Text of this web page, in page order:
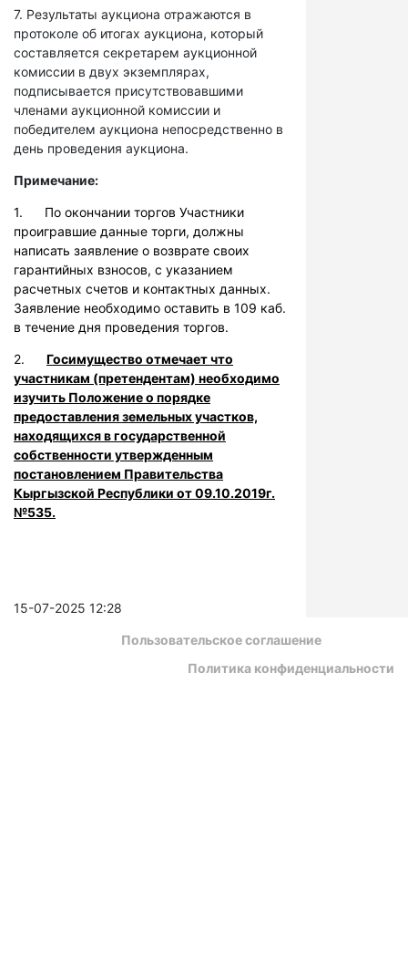
7. Результаты аукциона отражаются в
протоколе об итогах аукциона, который
составляется секретарем аукционной
комиссии в двух экземплярах,
подписывается присутствовавшими
членами аукционной комиссии и
победителем аукциона непосредственно в
день проведения аукциона.
Примечание:
1. По окончании торгов Участники
проигравшие данные торги, должны
написать заявление о возврате своих
гарантийных взносов, с указанием
расчетных счетов и контактных данных.
Заявление необходимо оставить в 109 каб.
в течение дня проведения торгов.
2. Госимущество отмечает что
участникам (претендентам) необходимо
изучить Положение о порядке
предоставления земельных участков,
находящихся в государственной
собственности утвержденным
постановлением Правительства
Кыргызской Республики от 09.10.2019г.
№535.
15-07-2025 12:28
Пользовательское соглашение
Политика конфиденциальности